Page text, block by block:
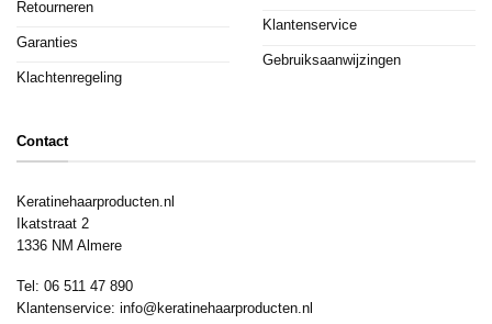
Retourneren
Garanties
Klachtenregeling
Klantenservice
Gebruiksaanwijzingen
Contact
Keratinehaarproducten.nl
Ikatstraat 2
1336 NM Almere
Tel: 06 511 47 890
Klantenservice: info@keratinehaarproducten.nl